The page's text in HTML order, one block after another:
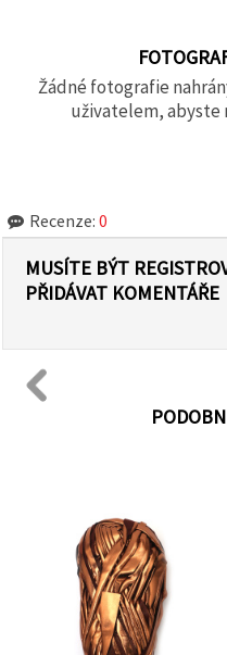
Žádné fotografie
uživatelem, abyste
Recenze: 0
MUSÍTE BÝT
PŘIDÁVAT KOMENTÁŘE